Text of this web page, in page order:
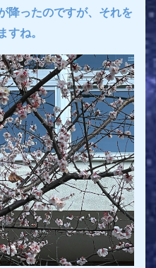
降ったのですが、それを
すね。